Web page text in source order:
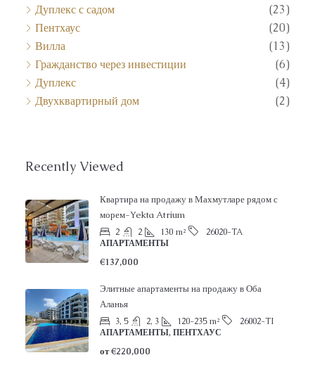
Дуплекс с садом
(23)
Пентхаус
(20)
Вилла
(13)
Гражданство через инвестиции
(6)
Дуплекс
(4)
Двухквартирный дом
(2)
Recently Viewed
Квартира на продажу в Махмутларе рядом с
морем-Yekta Atrium
2 2 130 m²
26020-TA
АПАРТАМЕНТЫ
€137,000
Элитные апартаменты на продажу в Оба
Аланья
3, 5 2, 3 120-235 m²
26002-TI
АПАРТАМЕНТЫ, ПЕНТХАУС
от€220,000